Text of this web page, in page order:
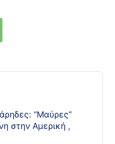
“Μαύρες”
στην Αμερική ,